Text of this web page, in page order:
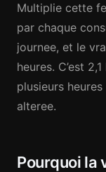
Multiplie cette
par chaque
journee, et le
heures. C’est
plusieurs
alteree.
Pourquoi la